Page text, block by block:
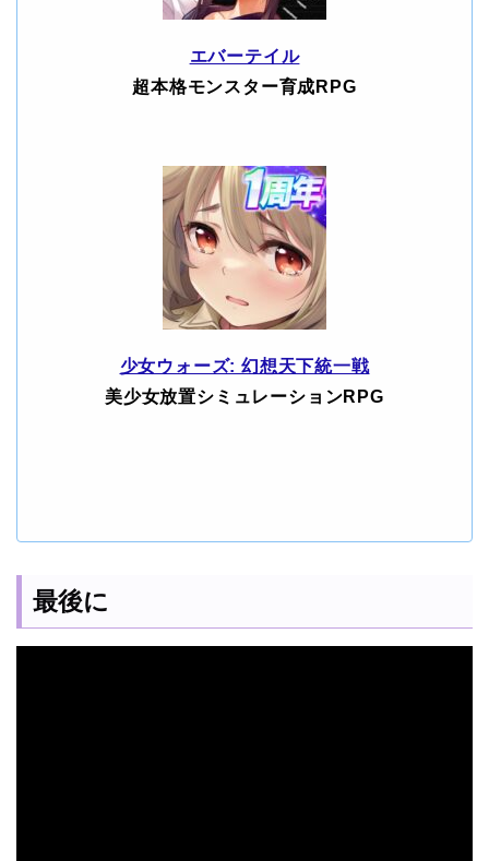
エバーテイル
超本格モンスター育成RPG
少女ウォーズ: 幻想天下統一戦
美少女放置シミュレーションRPG
最後に